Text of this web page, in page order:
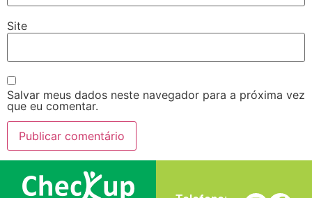
Site
Salvar meus dados neste navegador para a próxima vez
que eu comentar.